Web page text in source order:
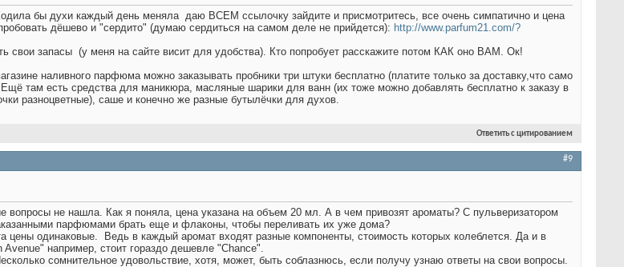
бы духи каждый день меняла даю ВСЕМ ссылочку зайдите и присмотритесь, все очень симпатично и цена
дёшево и "сердито" (думаю сердиться на самом деле не прийдется): http://www.parfum21.com/?
свои запасы (у меня на сайте висит для удобства). Кто попробует расскажите потом КАК оно ВАМ. Ок!
наливного парфюма можно заказывать пробники три штуки бесплатно (платите только за доставку,что само
там есть средства для маникюра, масляные шарики для ванн (их тоже можно добавлять бесплатно к заказу в
разноцветные), саше и конечно же разные бутылёчки для духов.
Ответить с цитированием
#9
вопросы не нашла. Как я поняла, цена указана на объем 20 мл. А в чем привозят ароматы? С пульверизатором
парфюмами брать еще и флаконы, чтобы переливать их уже дома?
цены одинаковые.
Ведь в каждый аромат входят разные компоненты, стоимость которых колеблется. Да и в
например, стоит гораздо дешевле "Chance".
сомнительное удовольствие, хотя, может, быть соблазнюсь, если получу узнаю ответы на свои вопросы.